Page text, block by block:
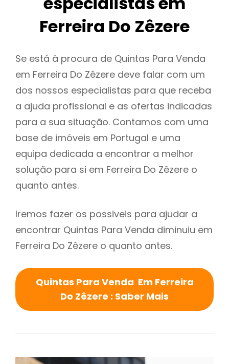
Ferreira Do Zêzere
Se está à procura de Quintas Para Venda
em Ferreira Do Zêzere deve falar com um
dos nossos especialistas para que receba
a ajuda profissional e as ofertas indicadas
para a sua situação. Contamos com uma
base de imóveis em Portugal e uma
equipa dedicada a encontrar a melhor
solução para si em Ferreira Do Zêzere o
quanto antes.
Iremos fazer os possiveis para ajudar a
encontrar Quintas Para Venda diminuiu em
Ferreira Do Zêzere o quanto antes.
Quintas Para Venda Em Ferreira
Do Zêzere : Saber Mais